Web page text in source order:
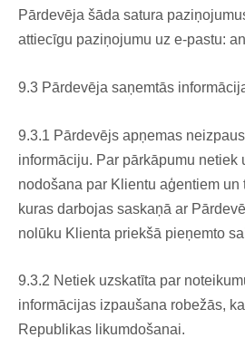
Pārdevēja šāda satura
attiecīgu paziņojumu uz e-pastu:
9.3 Pārdevēja saņemtās
9.3.1 Pārdevējs apņemas
informāciju. Par pārkāpumu netiek
nodošana par Klientu aģentiem un
kuras darbojas saskaņā ar
nolūku Klienta priekšā pieņemto
9.3.2 Netiek uzskatīta par
informācijas izpaušana robežās,
Republikas likumdošanai.